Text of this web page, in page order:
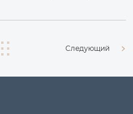
Следующий